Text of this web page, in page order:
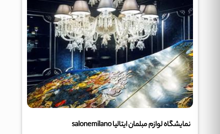
نمایشگاه لوازم مبلمان ایتالیا salonemilano